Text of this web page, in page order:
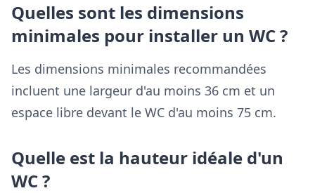
Quelles sont les dimensions
minimales pour installer un WC ?
Les dimensions minimales recommandées
incluent une largeur d'au moins 36 cm et un
espace libre devant le WC d'au moins 75 cm.
Quelle est la hauteur idéale d'un
WC ?